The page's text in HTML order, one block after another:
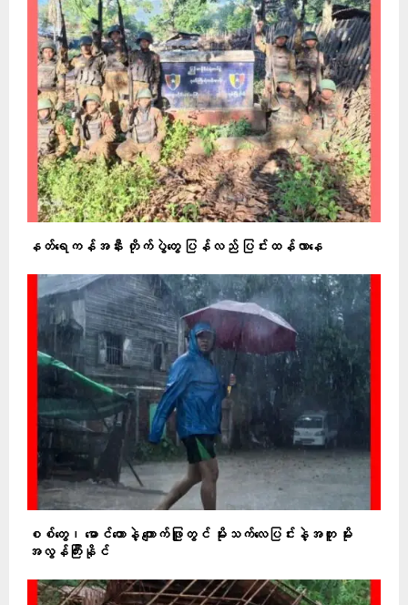
နတ်ရေကန်အနီး တိုက်ပွဲတွေ ပြန်လည် ပြင်းထန်လာနေ
စစ်တွေ၊ မောင်တောနဲ့ ကျောက်ဖြူတွင် မိုးသက်လေပြင်းနဲ့အတူ မိုး
အလွန်ကြီးနိုင်